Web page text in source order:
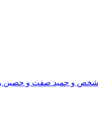
شخص و حمید صفت و حصین و